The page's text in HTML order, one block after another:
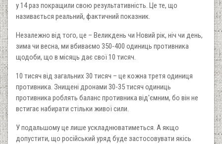
у 14 раз покращили свою результативність. Це те, що
називається реальний, фактичний показник.
Незалежно від того, це – Великдень чи Новий рік, ніч чи день,
зима чи весна, ми вбиваємо 350-400 одиниць противника
щодоби, що в місяць дає свої 10 тисяч.
10 тисяч від загальних 30 тисяч – це кожна третя одиниця
противника. Знищені дронами 30-35 тисяч одиниць
противника роблять баланс противника від'ємним, бо він не
встигає набирати стільки живої сили.
У подальшому це лише ускладнюватиметься. А якщо
допустити, що російський уряд буде застосовувати якісь